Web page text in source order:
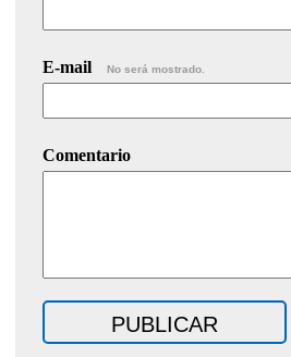
E-mail No será mostrado.
Comentario